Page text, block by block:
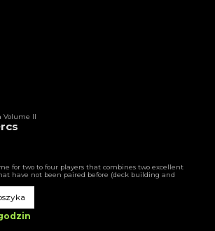
II
for two to four players that combines two excellent
have not been paired before (deck building and